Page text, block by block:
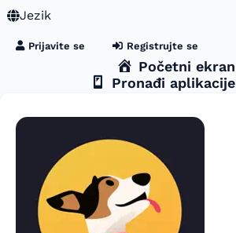
Jezik
Prijavite se Registrujte se
Početni ekran
Pronađi aplikacije